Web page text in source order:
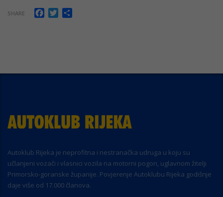
SHARE Facebook
Twitter
Autoklub Rijeka je neprofitna i nestranačka udruga u koju su
učlanjeni vozači i vlasnici vozila na motorni pogon, uglavnom žitelji
Primorsko-goranske županije. Povjerenje Autoklubu Rijeka godišnje
daje više od 17.000 članova.